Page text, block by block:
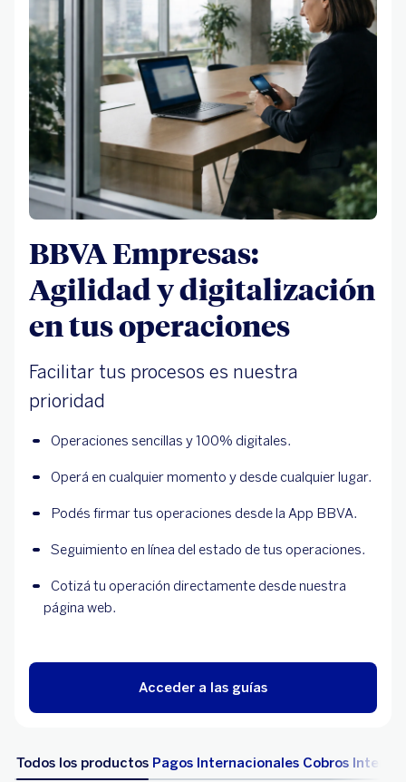
BBVA Empresas:
Agilidad y digitalización
en tus operaciones
Facilitar tus procesos es nuestra
prioridad
Operaciones sencillas y 100% digitales.
Operá en cualquier momento y desde cualquier lugar.
Podés firmar tus operaciones desde la App BBVA.
Seguimiento en línea del estado de tus operaciones.
Cotizá tu operación directamente desde nuestra
página web.
Acceder a las guías
Todos los productos Pagos Internacionales Cobros